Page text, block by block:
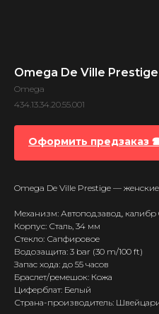
Omega De Ville Prestige
Omega
434.13.34.20.55.001
Оформить предзаказ
Omega De Ville Prestige —
Механизм: Автоподзавод, калибр
Корпус: Сталь, 34 мм
Стекло: Сапфировое
Водозащита: 3 bar (30 m/100 ft)
Запас хода: до 55 часов
Браслет/ремешок: Кожа
Циферблат: Белый
Страна-производитель: